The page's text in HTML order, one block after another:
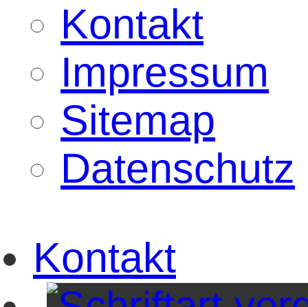
Kontakt
Impressum
Sitemap
Datenschutz
Kontakt